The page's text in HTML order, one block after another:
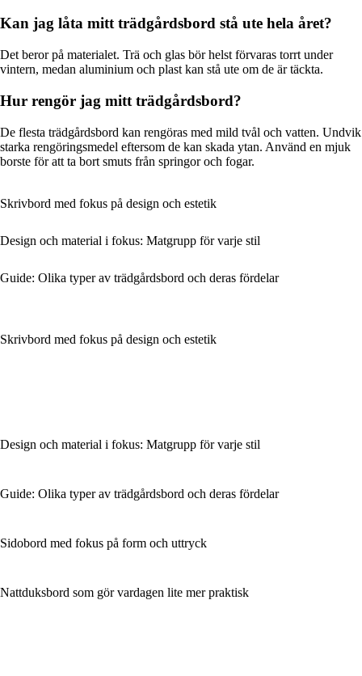
Kan jag låta mitt trädgårdsbord stå ute hela året?
Det beror på materialet. Trä och glas bör helst förvaras torrt under
vintern, medan aluminium och plast kan stå ute om de är täckta.
Hur rengör jag mitt trädgårdsbord?
De flesta trädgårdsbord kan rengöras med mild tvål och vatten. Undvik
starka rengöringsmedel eftersom de kan skada ytan. Använd en mjuk
borste för att ta bort smuts från springor och fogar.
Skrivbord med fokus på design och estetik
Design och material i fokus: Matgrupp för varje stil
Guide: Olika typer av trädgårdsbord och deras fördelar
Skrivbord med fokus på design och estetik
Design och material i fokus: Matgrupp för varje stil
Guide: Olika typer av trädgårdsbord och deras fördelar
Sidobord med fokus på form och uttryck
Nattduksbord som gör vardagen lite mer praktisk